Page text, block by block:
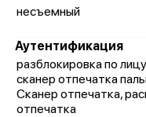
несъемный
Аутентификация
разблокировка по
сканер отпечатка
Сканер отпечатка,
отпечатка